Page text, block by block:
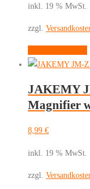
inkl. 19 % MwSt.
zzgl.
JAKEMY
Magnifier
8,99 €
inkl. 19 % MwSt.
zzgl.